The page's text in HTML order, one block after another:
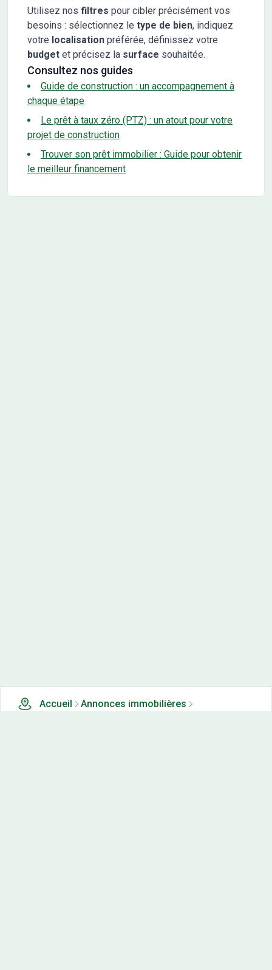
Utilisez nos filtres pour cibler précisément vos
besoins : sélectionnez le type de bien, indiquez
votre localisation préférée, définissez votre
budget et précisez la surface souhaitée.
Consultez nos guides
Guide de construction : un accompagnement à
chaque étape
Le prêt à taux zéro (PTZ) : un atout pour votre
projet de construction
Trouver son prêt immobilier : Guide pour obtenir
le meilleur financement
Accueil
Annonces immobilières